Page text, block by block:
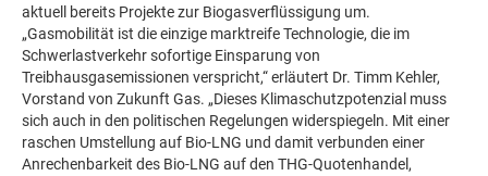
aktuell bereits Projekte zur Biogasverflüssigung um.
„Gasmobilität ist die einzige marktreife Technologie, die im
Schwerlastverkehr sofortige Einsparung von
Treibhausgasemissionen verspricht,“ erläutert Dr. Timm Kehler,
Vorstand von Zukunft Gas. „Dieses Klimaschutzpotenzial muss
sich auch in den politischen Regelungen widerspiegeln. Mit einer
raschen Umstellung auf Bio-LNG und damit verbunden einer
Anrechenbarkeit des Bio-LNG auf den THG-Quotenhandel,